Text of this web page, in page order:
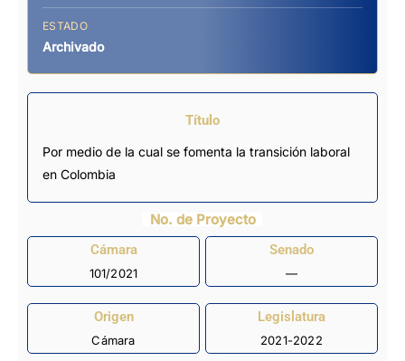
ESTADO
Archivado
Título
Por medio de la cual se fomenta la transición laboral
en Colombia
No. de Proyecto
Cámara
101/2021
Senado
—
Origen
Cámara
Legislatura
2021-2022